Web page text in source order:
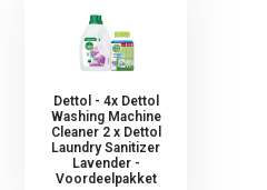
Dettol - 4x Dettol
Washing Machine
Cleaner 2 x Dettol
Laundry Sanitizer
Lavender -
Voordeelpakket